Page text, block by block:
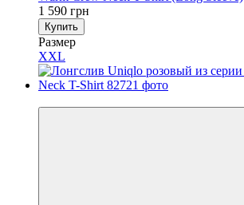
1 590 грн
Купить
Размер
XXL